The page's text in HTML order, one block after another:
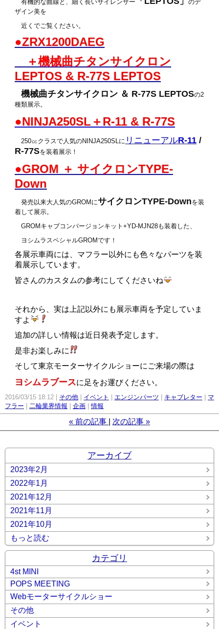
有機的な曲線と、細く長いサイレンサー
のデ
ザイン美を
近くでご覧ください。
●ZRX1200DAEG
＋機械曲チタンサイクロン
LEPTOS & R-77S LEPTOS
機械曲チタンサイクロン ＆ R-77S LEPTOSの2
種類展示。
●NINJA250SL＋R-11 & R-77S
250㏄クラスで人気のNINJA250SLに リニューアルR-11 /
R-77Sを装着展示！
●GROM ＋ サイクロンTYPE-
Down
発売以来大人気のGROMにサイクロンTYPE-Downを装
着して展示。
GROMキャブコンバージョンキット+YD-MJN28も装着した、
ヨシムラスペシャルGROMです！
各展示車両には、マフラー以外にも色々なパーツを装
着展示しています。
皆さんのカスタムの参考にしてくださいね
それから、実は上記以外にも展示車両を予定していま
すよ
追加の詳しい情報は近日発表予定します。
是非お楽しみに
そして東京モーターサイクルショーにご来場の際は
ヨシムラブースに足をお運びください。
2016/03/15 18:12 その他 イベント エンジンパーツ キャブレター
マ
フラー
二輪業界情報 企画 情報
« 前の記事 次の記事 »
アーカイブ
2023年2月
2022年1月
2021年12月
2021年11月
2021年10月
もっと読む
カテゴリ
4st MINI
POPS MEETING
Webモーターサイクルショー
その他
イベント